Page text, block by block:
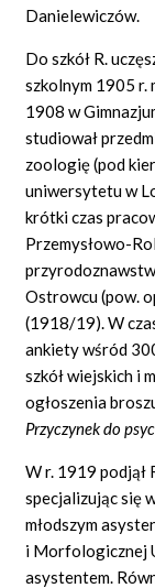
Danielewiczów.
Do szkół R.
szkolnym 1905 r.
1908 w
studiował
zoologię (pod
uniwersytetu w
krótki czas
Przemysłowo-
Ostrowcu (pow.
(1918/19). W
ankiety wśród
szkół wiejskich i
ogłoszenia
Przyczynek do
W r. 1919 podjął
specjalizując się
młodszym
i Morfologicznej
asystentem.